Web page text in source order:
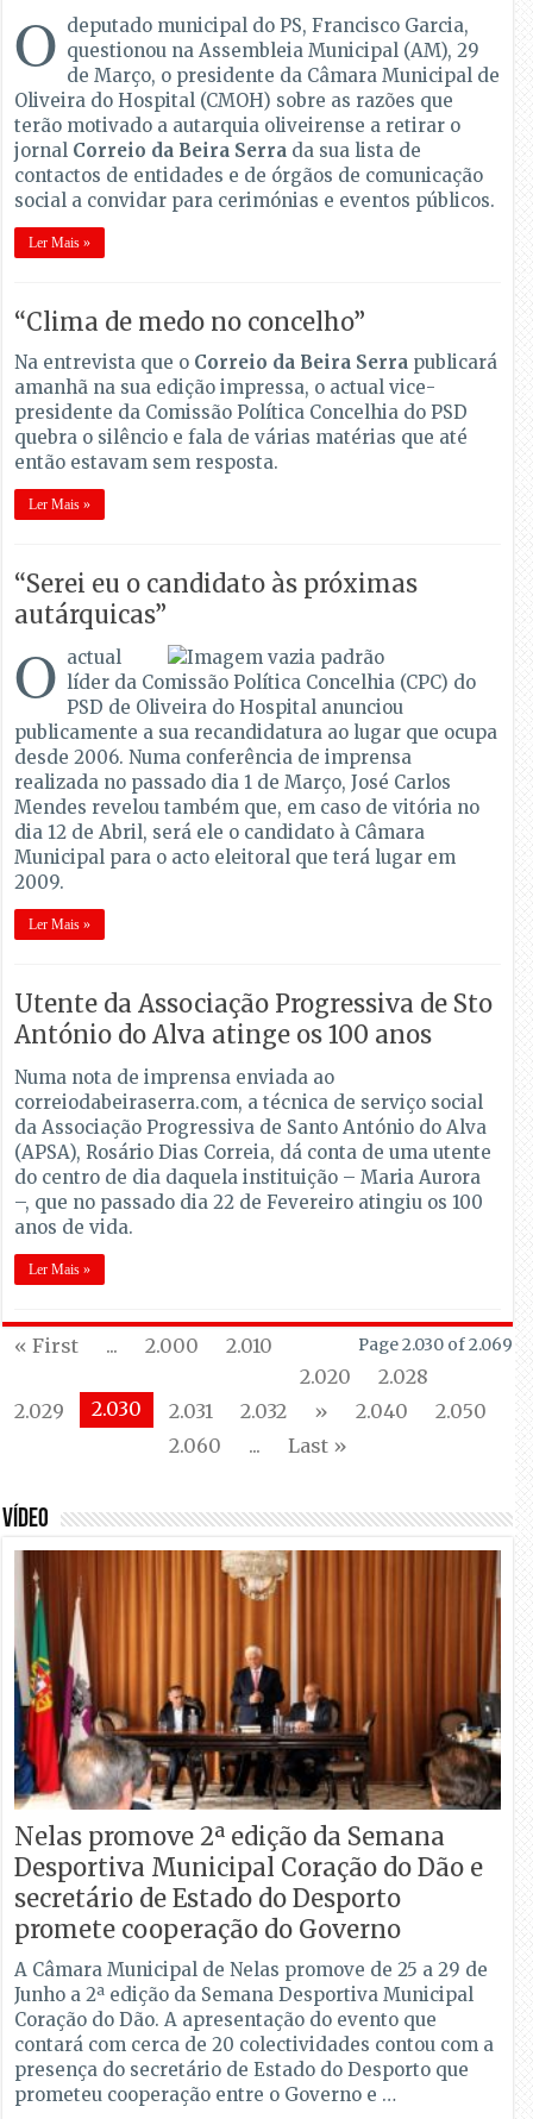
O deputado municipal do PS, Francisco Garcia,
questionou na Assembleia Municipal (AM), 29
de Março, o presidente da Câmara Municipal de
Oliveira do Hospital (CMOH) sobre as razões que
terão motivado a autarquia oliveirense a retirar o
jornal Correio da Beira Serra da sua lista de
contactos de entidades e de órgãos de comunicação
social a convidar para cerimónias e eventos públicos.
Ler Mais »
“Clima de medo no concelho”
Na entrevista que o Correio da Beira Serra publicará
amanhã na sua edição impressa, o actual vice-
presidente da Comissão Política Concelhia do PSD
quebra o silêncio e fala de várias matérias que até
então estavam sem resposta.
Ler Mais »
“Serei eu o candidato às próximas
autárquicas”
O actual
líder da Comissão Política Concelhia (CPC) do
PSD de Oliveira do Hospital anunciou
publicamente a sua recandidatura ao lugar que ocupa
desde 2006. Numa conferência de imprensa
realizada no passado dia 1 de Março, José Carlos
Mendes revelou também que, em caso de vitória no
dia 12 de Abril, será ele o candidato à Câmara
Municipal para o acto eleitoral que terá lugar em
2009.
Ler Mais »
Utente da Associação Progressiva de Sto
António do Alva atinge os 100 anos
Numa nota de imprensa enviada ao
correiodabeiraserra.com, a técnica de serviço social
da Associação Progressiva de Santo António do Alva
(APSA), Rosário Dias Correia, dá conta de uma utente
do centro de dia daquela instituição – Maria Aurora
–, que no passado dia 22 de Fevereiro atingiu os 100
anos de vida.
Ler Mais »
Page 2.030 of 2.069
« First ... 2.000
2.010
2.020
2.028
2.029
2.030 2.031 2.032 » 2.040
2.050
2.060
... Last »
VÍDEO
Nelas promove 2ª edição da Semana
Desportiva Municipal Coração do Dão e
secretário de Estado do Desporto
promete cooperação do Governo
A Câmara Municipal de Nelas promove de 25 a 29 de
Junho a 2ª edição da Semana Desportiva Municipal
Coração do Dão. A apresentação do evento que
contará com cerca de 20 colectividades contou com a
presença do secretário de Estado do Desporto que
prometeu cooperação entre o Governo e …